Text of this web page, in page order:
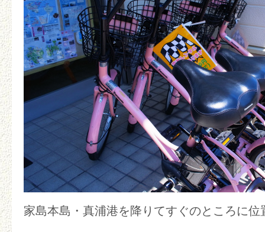
家島本島・真浦港を降りてすぐのところに位